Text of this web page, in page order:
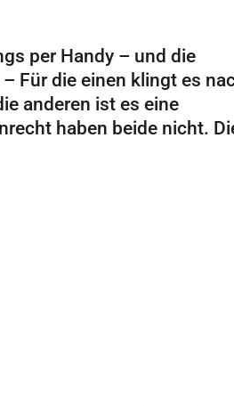
per Handy – und die
Für die einen klingt es
anderen ist es eine
haben beide nicht.